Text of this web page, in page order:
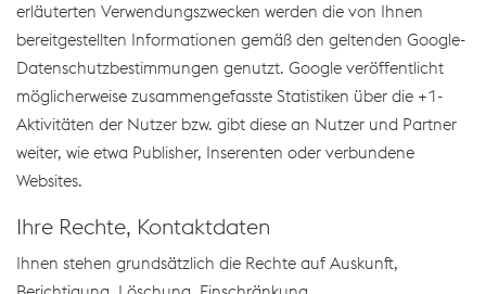
erläuterten Verwendungszwecken werden die von Ihnen
bereitgestellten Informationen gemäß den geltenden Google-
Datenschutzbestimmungen genutzt. Google veröffentlicht
möglicherweise zusammengefasste Statistiken über die +1-
Aktivitäten der Nutzer bzw. gibt diese an Nutzer und Partner
weiter, wie etwa Publisher, Inserenten oder verbundene
Websites.
Ihre Rechte, Kontaktdaten
Ihnen stehen grundsätzlich die Rechte auf Auskunft,